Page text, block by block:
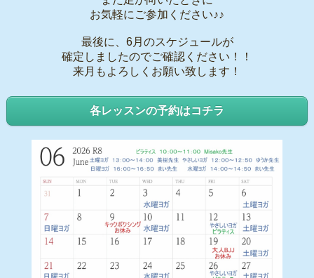
お気軽にご参加ください♪♪
最後に、6月のスケジュールが
確定しましたのでご確認ください！！
来月もよろしくお願い致します！
各レッスンの予約はコチラ